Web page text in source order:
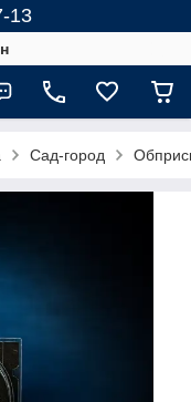
13
Сад-город